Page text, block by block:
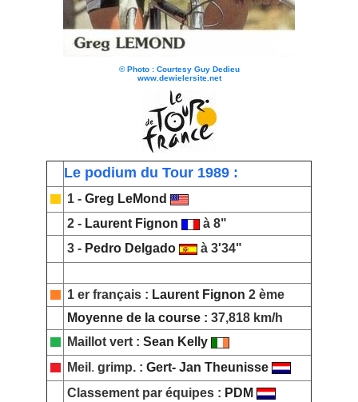
© Photo : Courtesy Guy Dedieu
www.dewielersite.net
Le podium du Tour 1989 :
1 - Greg LeMond
2 - Laurent Fignon
à 8"
3 - Pedro Delgado à 3'34"
1 er français : Laurent Fignon 2 ème
Moyenne de la course : 37,818 km/h
Maillot vert : Sean Kelly
Meil . grimp. : Gert- Jan Theunisse
Classement par équipes : PDM